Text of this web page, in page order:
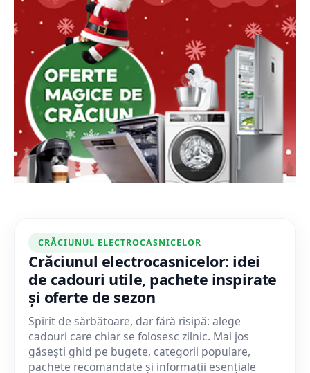
CRĂCIUNUL ELECTROCASNICELOR
Crăciunul electrocasnicelor: idei
de cadouri utile, pachete inspirate
și oferte de sezon
Spirit de sărbătoare, dar fără risipă: alege
cadouri care chiar se folosesc zilnic. Mai jos
găsești ghid pe bugete, categorii populare,
pachete recomandate și informații esențiale